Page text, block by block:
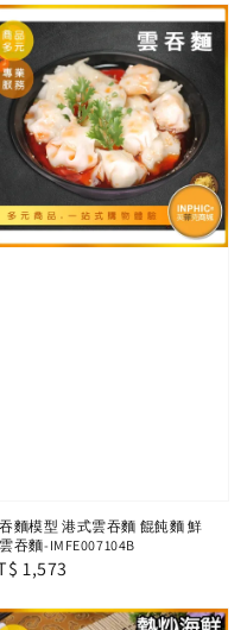
麵模型 港式雲吞麵 餛飩麵 鮮
吞麵-IMFE007104B
1,573